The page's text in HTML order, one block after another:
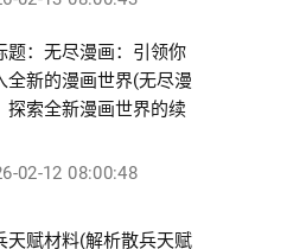
题：无尽漫画：引领你
全新的漫画世界(无尽漫
探索全新漫画世界的续
02-12 08:00:48
天赋材料(解析散兵天赋